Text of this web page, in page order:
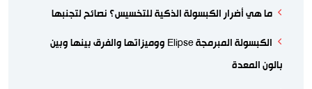
ما هي أضرار الكبسولة الذكية للتخسيس؟ نصائح لتجنبها
الكبسولة المبرمجة Elipse ووميزاتها والفرق بينها وبين
بالون المعدة